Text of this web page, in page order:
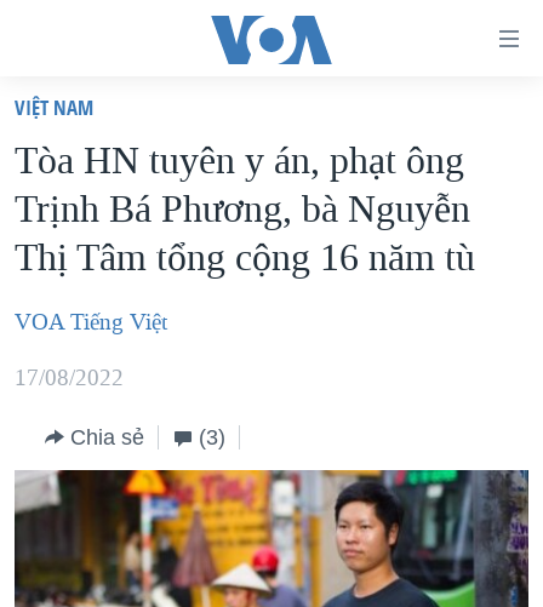
truy
cập
Tới
nội
chính
điều
hướng
chính
Đi
"Tìm"
VIỆT NAM
HOA KỲ
BIỂN ĐÔNG
THẾ GIỚI
DIỄN ĐÀN
MỤC
TỰ DO BÁO CHÍ
VẠCH TRẦN TIN GIẢ
NGƯỜI VIỆT HẢI NGOẠI
CHUYÊN ĐỀ
CHIẾN TRANH THƯƠNG MẠI CỦA MỸ: QUÁ KHỨ VÀ HIỆN
HÀNH TRÌNH BẦU CỬ 2024
HỌC TIẾNG ANH
VIDEO
VIỆT NAM
Tòa HN tuyên y án, phạt ông
Trịnh Bá Phương, bà Nguyễn
Thị Tâm tổng cộng 16 năm tù
VOA Tiếng Việt
17/08/2022
Chia sẻ (3)